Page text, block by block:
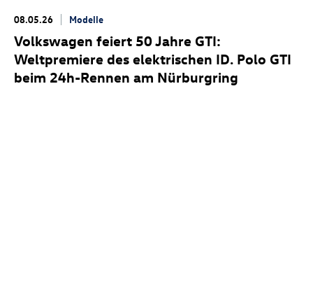
08.05.26 Modelle
Volkswagen feiert 50 Jahre GTI:
Weltpremiere des elektrischen ID. Polo GTI
beim 24h-Rennen am Nürburgring